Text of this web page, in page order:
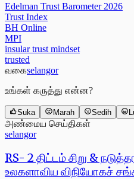
Edelman Trust Barometer 2026
Trust Index
BH Online
MPI
insular trust mindset
trusted
வகைselangor
உங்கள் கருத்து என்ன?
Suka Marah Sedih
அண்மைய செய்திகள்
selangor
RS- 2 திட்டம் சிறு &
உலகளாவிய விநியோகச்